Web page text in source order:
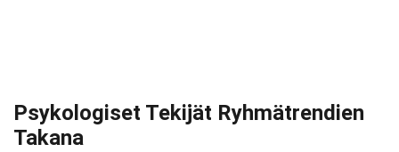
Psykologiset Tekijät Ryhmätrendien
Takana